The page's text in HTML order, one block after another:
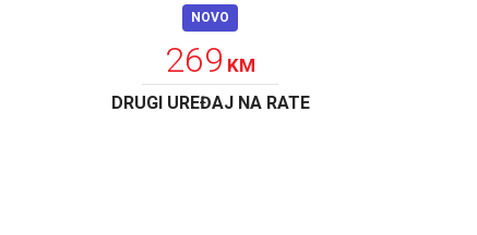
NOVO
269 KM
DRUGI UREĐAJ NA RATE